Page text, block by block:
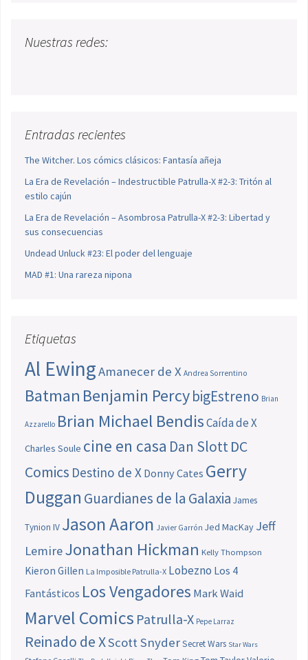
Nuestras redes:
Entradas recientes
The Witcher. Los cómics clásicos: Fantasía añeja
La Era de Revelación – Indestructible Patrulla-X #2-3: Tritón al
estilo cajún
La Era de Revelación – Asombrosa Patrulla-X #2-3: Libertad y
sus consecuencias
Undead Unluck #23: El poder del lenguaje
MAD #1: Una rareza nipona
Etiquetas
Al EwingAmanecer de X Andrea Sorrentino
Batman Benjamin PercybigEstreno Brian
Azzarello Brian Michael BendisCaída de X
Charles Soule cine en casa Dan SlottDC
Comics Destino de X Donny Cates Gerry
Duggan Guardianes de la Galaxia James
Tynion IV Jason Aaron Javier Garrón Jed MacKay Jeff
LemireJonathan Hickman Kelly Thompson
Kieron Gillen La Imposible Patrulla-X Lobezno Los 4
Fantásticos Los Vengadores Mark Waid
Marvel Comics Patrulla-X Pepe Larraz
Reinado de XScott SnyderSecret Wars Star Wars